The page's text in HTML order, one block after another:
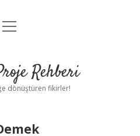
Uyarı
menüyü
Rehberi
dönüştüren fikirler!